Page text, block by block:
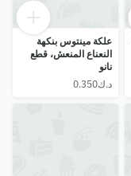
علكة مينتوس بنكهة
النعناع المنعش، قطع
نانو